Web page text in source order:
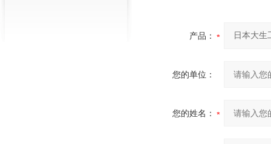
产品：
您的单位：
您的姓名：